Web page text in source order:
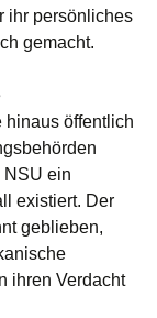
ihr persönliches
gemacht.
hinaus öffentlich
NSU ein
existiert. Der
geblieben,
ihren Verdacht